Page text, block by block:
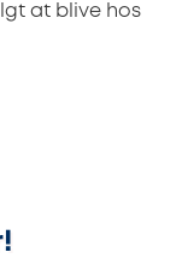
at blive hos